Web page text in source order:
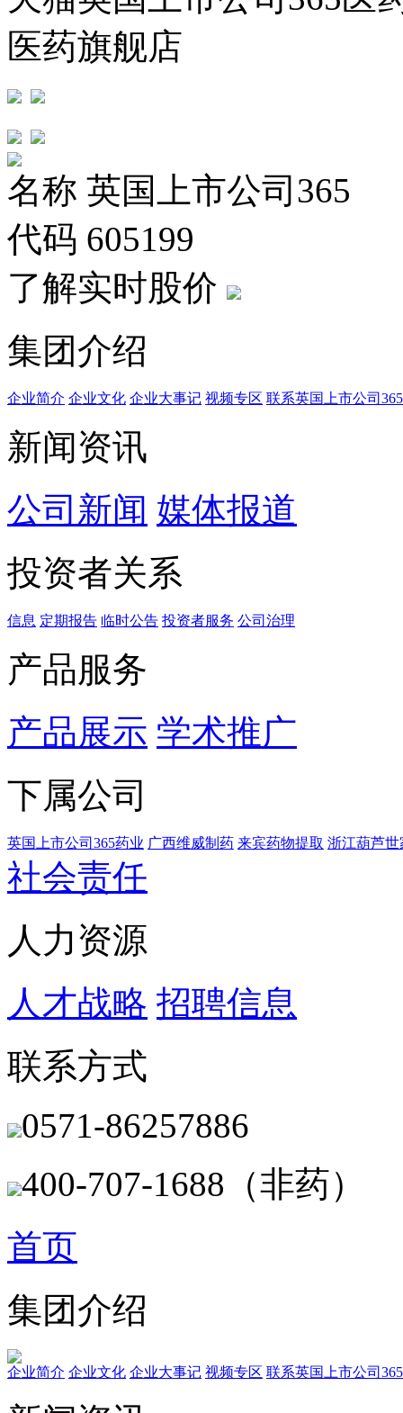
医药旗舰店
名称 英国上市公司365
代码 605199
了解实时股价
集团介绍
企业简介 企业文化 企业⼤事记 视频专区 联系英国上市公司365
新闻资讯
公司新闻 媒体报道
投资者关系
信息 定期报告 临时公告 投资者服务 公司治理
产品服务
产品展示 学术推广
下属公司
英国上市公司365药业 广西维威制药 来宾药物提取 浙江葫芦世
社会责任
人力资源
人才战略 招聘信息
联系方式
0571-86257886
400-707-1688（非药）
首页
集团介绍
企业简介 企业文化 企业⼤事记 视频专区 联系英国上市公司365